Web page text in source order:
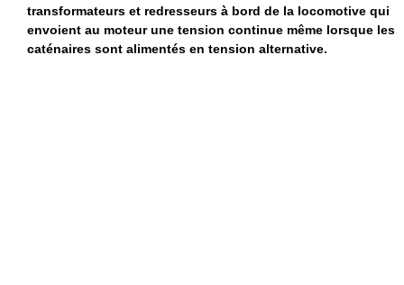
transformateurs et redresseurs à bord de la locomotive qui
envoient au moteur une tension continue même lorsque les
caténaires sont alimentés en tension alternative.